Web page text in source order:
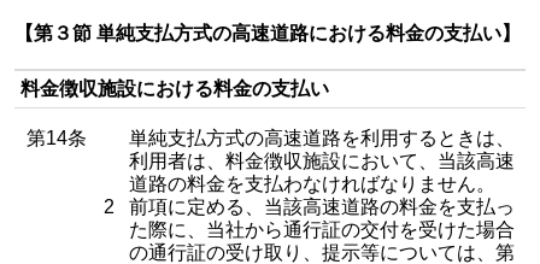
【第３節 単純支払方式の高速道路における料金の支払い】
料金徴収施設における料金の支払い
第14条
単純支払方式の高速道路を利用するときは、
利用者は、料金徴収施設において、当該高速
道路の料金を支払わなければなりません。
2 前項に定める、当該高速道路の料金を支払っ
た際に、当社から通行証の交付を受けた場合
の通行証の受け取り、提示等については、第